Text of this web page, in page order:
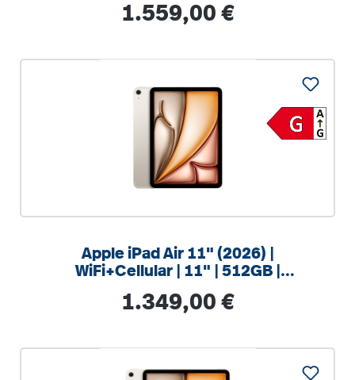
Regulärer Preis:
1.559,00 €
Apple iPad Air 11" (2026) |
WiFi+Cellular | 11" | 512GB |
Regulärer Preis:
1.349,00 €